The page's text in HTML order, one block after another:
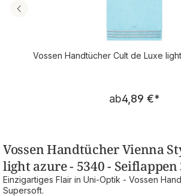
Vossen Handtücher Cult de Luxe
Regulärer
ab4,89 €*
Vossen Handtücher Vienna
light azure - 5340 - Seiflappen
Einzigartiges Flair in Uni-Optik - Vossen
Supersoft.